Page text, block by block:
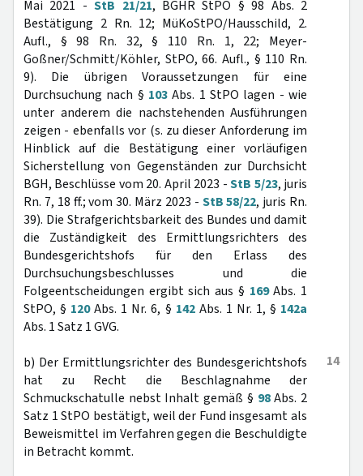
Mai 2021 -StB 21/21, BGHR StPO § 98 Abs. 2
Bestätigung 2 Rn. 12; MüKoStPO/Hausschild, 2.
Aufl., § 98 Rn. 32, § 110 Rn. 1, 22; Meyer-
Goßner/Schmitt/Köhler, StPO, 66. Aufl., § 110 Rn.
9). Die übrigen Voraussetzungen für eine
Durchsuchung nach § 103 Abs. 1 StPO lagen - wie
unter anderem die nachstehenden Ausführungen
zeigen - ebenfalls vor (s. zu dieser Anforderung im
Hinblick auf die Bestätigung einer vorläufigen
Sicherstellung von Gegenständen zur Durchsicht
BGH, Beschlüsse vom 20. April 2023 -StB 5/23, juris
Rn. 7, 18 ff.; vom 30. März 2023 - StB 58/22, juris Rn.
39). Die Strafgerichtsbarkeit des Bundes und damit
die Zuständigkeit des Ermittlungsrichters des
Bundesgerichtshofs für den Erlass des
Durchsuchungsbeschlusses und die
Folgeentscheidungen ergibt sich aus § 169Abs. 1
StPO, § 120Abs. 1 Nr. 6, § 142Abs. 1 Nr. 1, § 142a
Abs. 1 Satz 1 GVG.
14
b) Der Ermittlungsrichter des Bundesgerichtshofs
hat zu Recht die Beschlagnahme der
Schmuckschatulle nebst Inhalt gemäß § 98Abs. 2
Satz 1 StPO bestätigt, weil der Fund insgesamt als
Beweismittel im Verfahren gegen die Beschuldigte
in Betracht kommt.